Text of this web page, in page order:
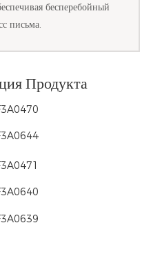
бесперебойный
письма.
Продукта